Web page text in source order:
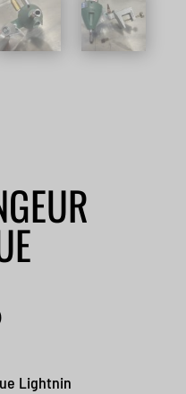
Lightnin